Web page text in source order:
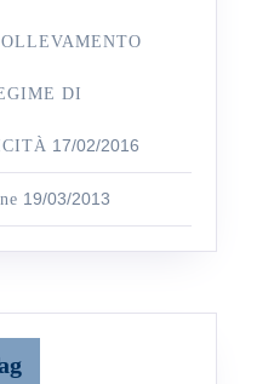
E
DI
17/02/2016
19/03/2013